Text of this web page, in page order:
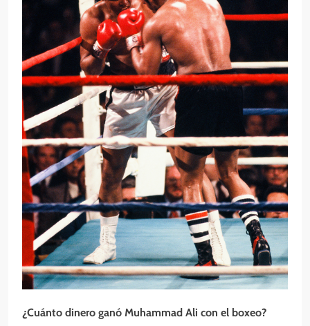
¿Cuánto dinero ganó Muhammad Ali con el boxeo?